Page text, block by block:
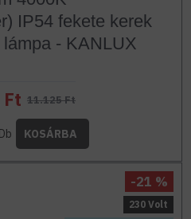
IP54 fekete kerek
- KANLUX
Ft 11.125 Ft
Db KOSÁRBA
230 Volt
-21 %